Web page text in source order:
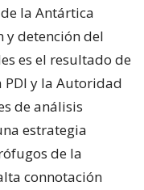
la Antártica
y detención del
es el resultado de
y la Autoridad
de análisis
estrategia
de la
connotación